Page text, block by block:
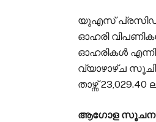
യുഎസ്
ഓഹരി
ഓഹരികൾ
വ്യാഴാഴ്ച
താഴ്ന്ന്
ആഗോള